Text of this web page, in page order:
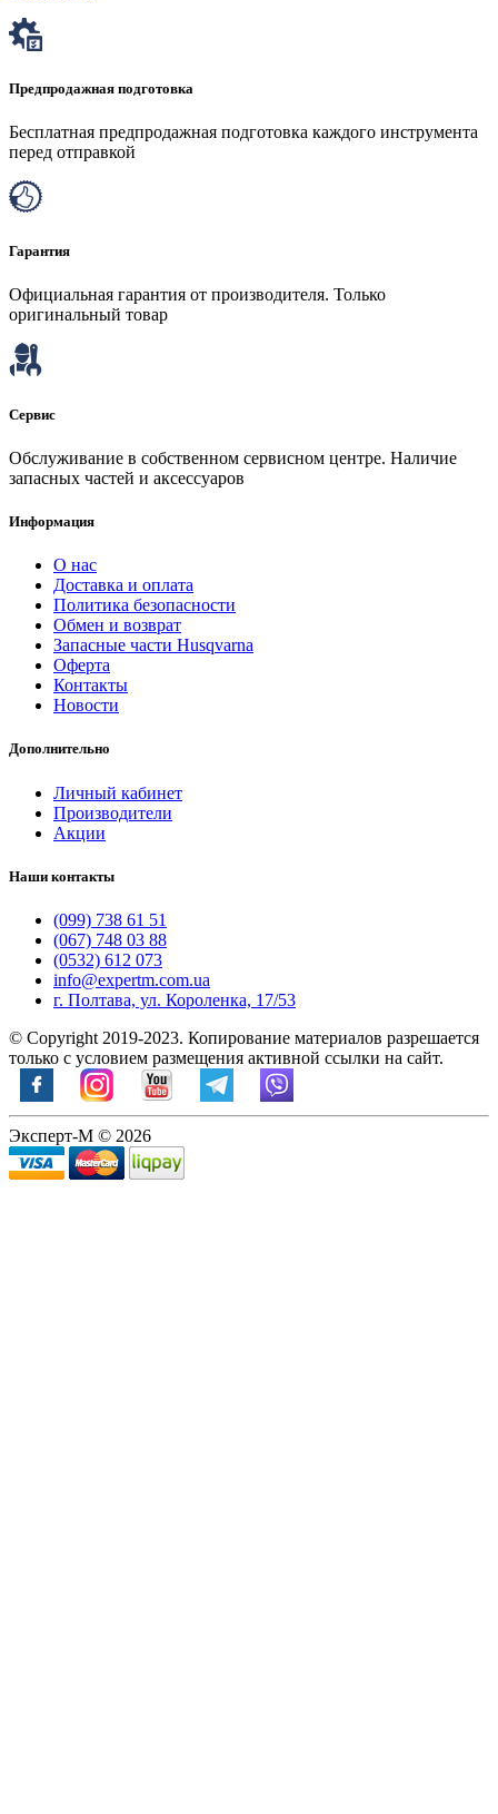
Предпродажная подготовка
Бесплатная предпродажная подготовка каждого инструмента
перед отправкой
Гарантия
Официальная гарантия от производителя. Только
оригинальный товар
Сервис
Обслуживание в собственном сервисном центре. Наличие
запасных частей и аксессуаров
Информация
О нас
Доставка и оплата
Политика безопасности
Обмен и возврат
Запасные части Husqvarna
Оферта
Контакты
Новости
Дополнительно
Личный кабинет
Производители
Акции
Наши контакты
(099) 738 61 51
(067) 748 03 88
(0532) 612 073
info@expertm.com.ua
г. Полтава, ул. Короленка, 17/53
© Copyright 2019-2023. Копирование материалов разрешается
только с условием размещения активной ссылки на сайт.
Эксперт-М © 2026